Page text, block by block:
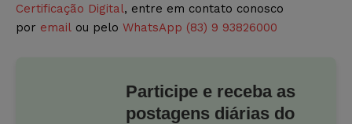
Certificação Digital, entre em contato conosco
por email ou pelo WhatsApp (83) 9 93826000
Participe e receba as
postagens diárias do